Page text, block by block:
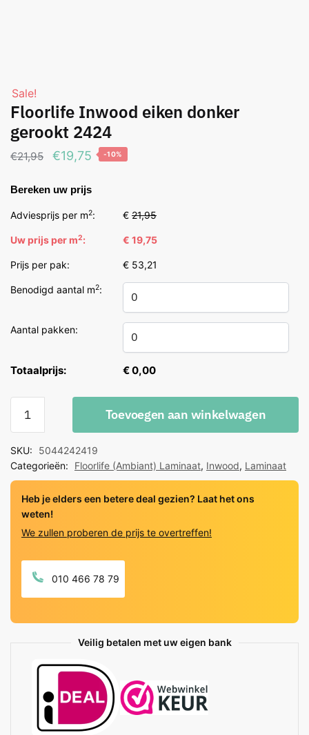
Sale!
Floorlife Inwood eiken donker
gerookt 2424
€21,95
Oorspronkelijke
was:
€21,95.
€19,75 Huidige
is:
€19,75.
-10%
Bereken uw prijs
Adviesprijs per m2: € 21,95
Uw prijs per m2: € 19,75
Prijs per pak: € 53,21
Benodigd aantal m2:
Aantal pakken:
Totaalprijs: € 0,00
Inwood
donker
gerookt
2424
quantity
Toevoegen aan winkelwagen
SKU:
5044242419
Categorieën:
Floorlife (Ambiant) Laminaat, Inwood, Laminaat
Heb je elders een betere deal gezien? Laat het ons
weten!
We zullen proberen de prijs te overtreffen!
010 466 78 79
Veilig betalen met uw eigen bank